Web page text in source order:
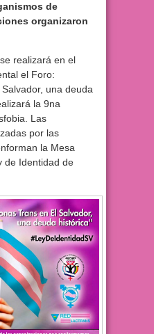
de
organizaron
realizará en el
el Foro:
una deuda
la 9na
Las
por las
la Mesa
de Identidad de